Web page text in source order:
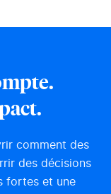
organiques.
marchés
comment des
des décisions
fortes et une